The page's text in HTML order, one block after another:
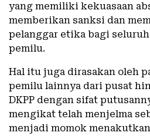
yang memiliki kekuasaan
memberikan sanksi dan
pelanggar etika bagi
pemilu.
Hal itu juga dirasakan oleh
pemilu lainnya dari pusat
DKPP dengan sifat
mengikat telah menjelma
menjadi momok